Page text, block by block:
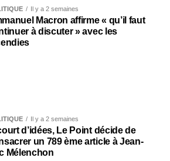
Il y a 2 semaines
Macron affirme « qu’il faut
à discuter » avec les
Il y a 2 semaines
d’idées, Le Point décide de
un 789 ème article à Jean-
Mélenchon